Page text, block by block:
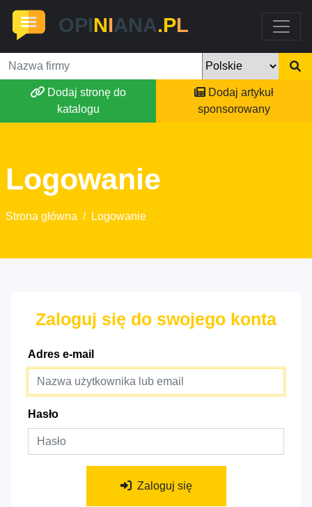
OPINIANA.PL
Dodaj stronę do
katalogu
Dodaj artykuł
sponsorowany
Logowanie
Strona główna / Logowanie
Zaloguj się do swojego konta
Adres e-mail
Hasło
Zaloguj się